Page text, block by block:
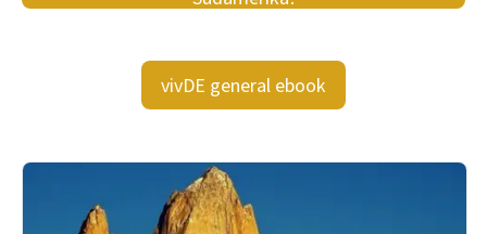
vivDE general ebook